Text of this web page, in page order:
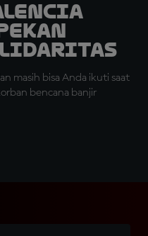
masih bisa Anda ikuti saat
bencana banjir